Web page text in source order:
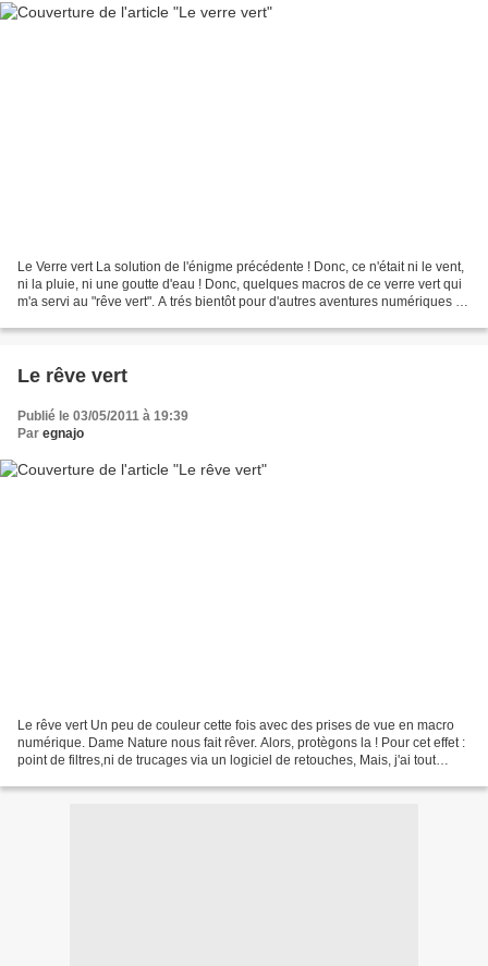
Le Verre vert La solution de l'énigme précédente ! Donc, ce n'était ni le vent,
ni la pluie, ni une goutte d'eau ! Donc, quelques macros de ce verre vert qui
m'a servi au "rêve vert". A trés bientôt pour d'autres aventures numériques ou
Le rêve vert
Publié le 03/05/2011 à 19:39
Par egnajo
Le rêve vert Un peu de couleur cette fois avec des prises de vue en macro
numérique. Dame Nature nous fait rêver. Alors, protègons la ! Pour cet effet :
point de filtres,ni de trucages via un logiciel de retouches, Mais, j'ai tout